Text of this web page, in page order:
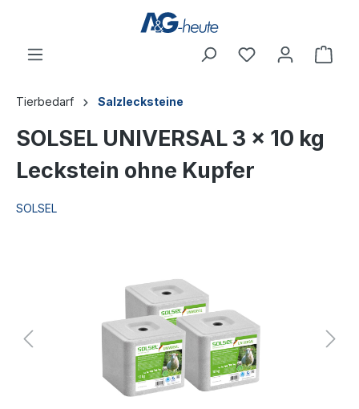
Tierbedarf Salzlecksteine
SOLSEL UNIVERSAL 3 x 10 kg
Leckstein ohne Kupfer
SOLSEL